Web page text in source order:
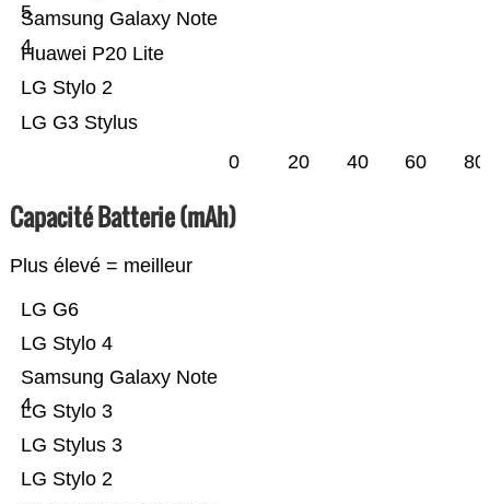
LG G3 Stylus
LG Stylo 2
Huawei P20 Lite
Samsung Galaxy Note
4
5
0 20 40 60 80
Capacité Batterie (mAh)
Plus élevé = meilleur
LG Stylo 2
LG Stylus 3
LG Stylo 3
Samsung Galaxy Note
4
LG Stylo 4
LG G6